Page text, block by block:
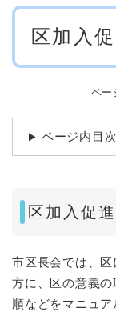
本
区加入
ペー
ページ内目次
区加入促
市区長会では、
方に、区の意義
順などをマニュ